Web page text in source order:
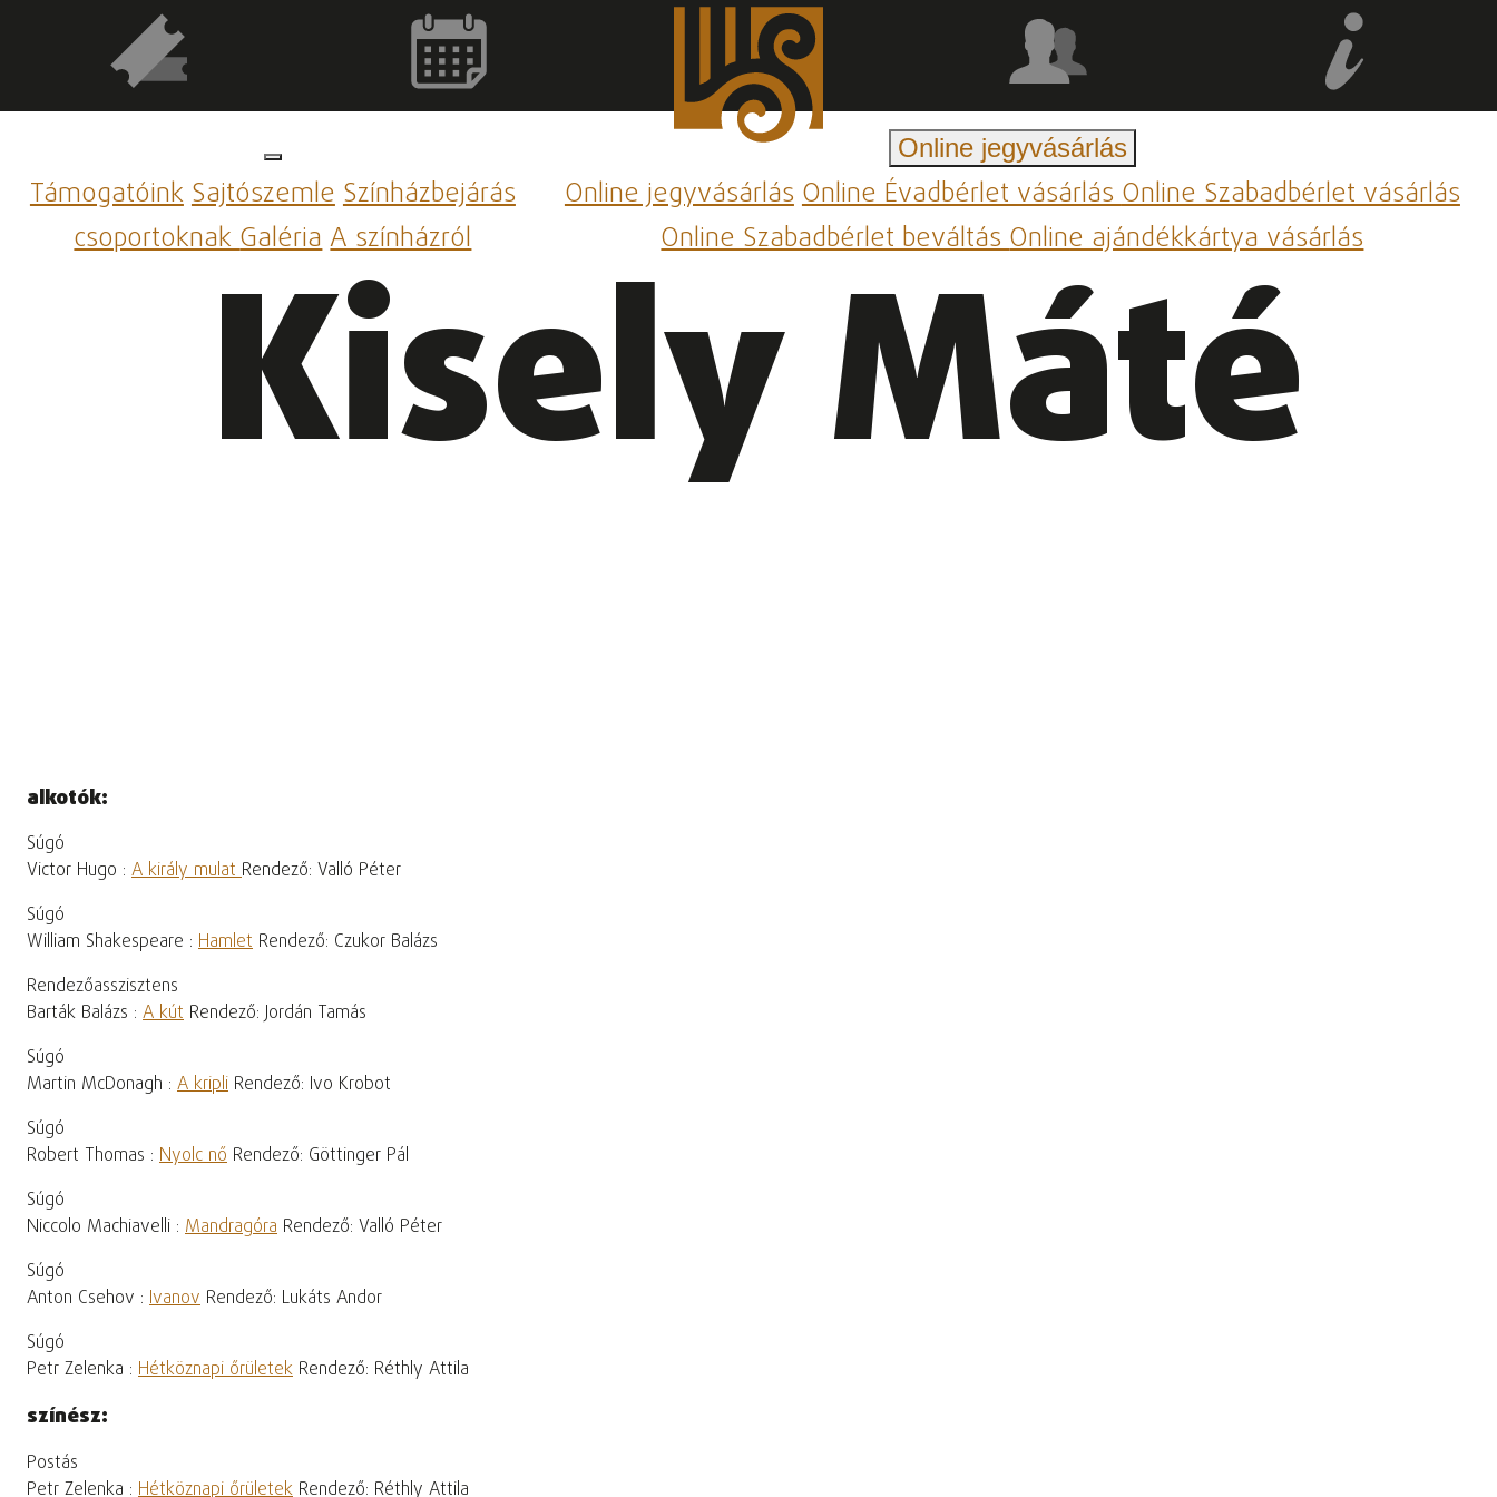
TámogatóinkSajtószemleSzínházbejárás
csoportoknakGalériaA színházról
Online jegyvásárlás
Online jegyvásárlásOnline Évadbérlet vásárlásOnline Szabadbérlet vásárlás
Online Szabadbérlet beváltásOnline ajándékkártya vásárlás
Kisely Máté
alkotók:
Súgó
Victor Hugo : A király mulatRendező: Valló Péter
Súgó
William Shakespeare : Hamlet Rendező: Czukor Balázs
Rendezőasszisztens
Barták Balázs : A kút Rendező: Jordán Tamás
Súgó
Martin McDonagh : A kripli Rendező: Ivo Krobot
Súgó
Robert Thomas : Nyolc nő Rendező: Göttinger Pál
Súgó
Niccolo Machiavelli : Mandragóra Rendező: Valló Péter
Súgó
Anton Csehov : Ivanov Rendező: Lukáts Andor
Súgó
Petr Zelenka : Hétköznapi őrületek Rendező: Réthly Attila
színész:
Postás
Petr Zelenka : Hétköznapi őrületek Rendező: Réthly Attila